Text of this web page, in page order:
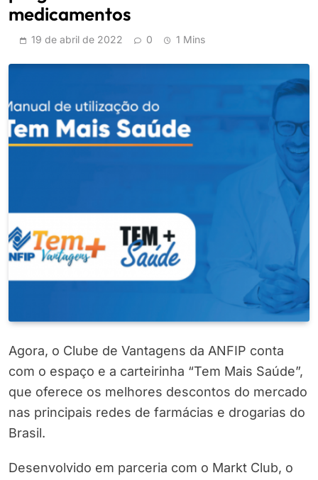
medicamentos
19 de abril de 2022 0 1 Mins
Agora, o Clube de Vantagens da ANFIP conta
com o espaço e a carteirinha “Tem Mais Saúde”,
que oferece os melhores descontos do mercado
nas principais redes de farmácias e drogarias do
Brasil.
Desenvolvido em parceria com o Markt Club, o